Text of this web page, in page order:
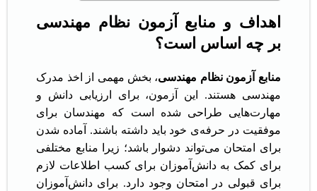
اهداف و منابع آزمون نظام مهندسی
بر چه اساس است؟
منابع آزمون نظام مهندسی، بخش مهمی از اخذ مدرک
مهندسی هستند. این آزمون، برای ارزیابی دانش و
مهارت‌هایی طراحی شده است که مهندسان برای
موفقیت در حرفه‌ی خود باید داشته باشند. آماده شدن
برای امتحان می‌تواند دشوار باشد؛ زیرا منابع مختلفی
برای کمک به دانش‌آموزان برای کسب اطلاعات لازم
برای قبولی در امتحان وجود دارد. برای دانش‌آموزان